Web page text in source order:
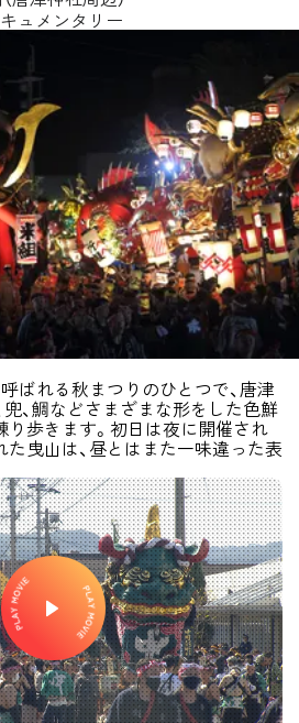
ュメンタリー
ばれる秋まつりのひとつで、唐津
、鯛などさまざまな形をした色鮮
り歩きます。初日は夜に開催され
た曳山は、昼とはまた一味違った表